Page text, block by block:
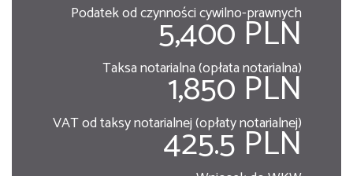
Podatek od czynności cywilno-prawnych
5,400 PLN
Taksa notarialna (opłata notarialna)
1,850 PLN
VAT od taksy notarialnej (opłaty notarialnej)
425.5 PLN